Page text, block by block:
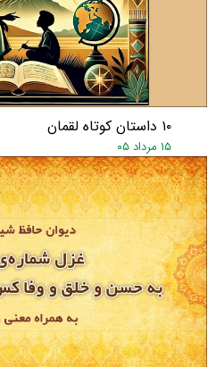
۱۰ داستان کوتاه لقمان
۱۵ مرداد ۰۵